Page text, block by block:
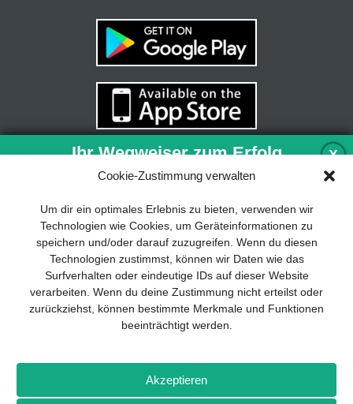
Cookie-Zustimmung verwalten
Um dir ein optimales Erlebnis zu bieten, verwenden wir
Technologien wie Cookies, um Geräteinformationen zu
speichern und/oder darauf zuzugreifen. Wenn du diesen
Technologien zustimmst, können wir Daten wie das
Surfverhalten oder eindeutige IDs auf dieser Website
verarbeiten. Wenn du deine Zustimmung nicht erteilst oder
zurückziehst, können bestimmte Merkmale und Funktionen
beeinträchtigt werden.
Akzeptieren
Impressum Datenschutz Kontakt Drones+
Magazin-
Mediadaten
X
Ihr Wegweiser zum Erfolg
nachhaltigen Geschäftsmodells sind für
jedes Unternehmen unverzichtbar. Das
Business Model Canvas hilft, sich dabei
auf das Wesentliche zu konzentrieren
und stets im Blick zu behalten, worauf es
wirklich ankommt.
Abonnieren Sie unseren kostenlosen
herunter: „Vom Produkt zum Business: